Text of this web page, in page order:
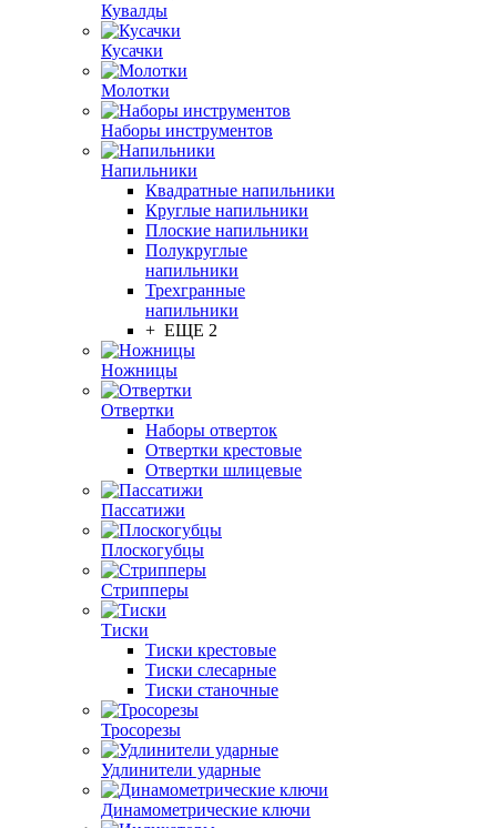
Кувалды
Кусачки
Молотки
Наборы инструментов
Напильники
Квадратные напильники
Круглые напильники
Плоские напильники
Полукруглые
напильники
Трехгранные
напильники
+ ЕЩЕ 2
Ножницы
Отвертки
Наборы отверток
Отвертки крестовые
Отвертки шлицевые
Пассатижи
Плоскогубцы
Стрипперы
Тиски
Тиски крестовые
Тиски слесарные
Тиски станочные
Тросорезы
Удлинители ударные
Динамометрические ключи